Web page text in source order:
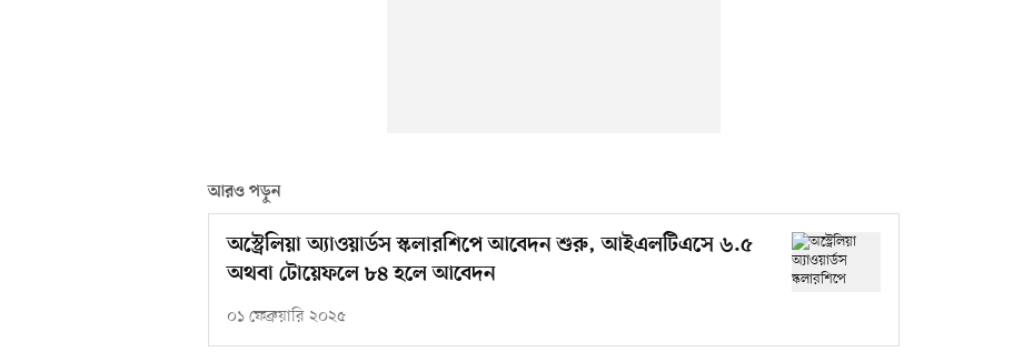
আরও পড়ুন
অস্ট্রেলিয়া অ্যাওয়ার্ডস স্কলারশিপে আবেদন শুরু, আইএলটিএসে ৬.৫
অথবা টোয়েফলে ৮৪ হলে আবেদন
০১ ফেব্রুয়ারি ২০২৫